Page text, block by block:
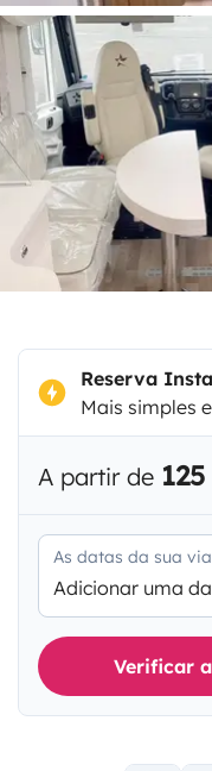
Reserva
Mais simples
A partir de
As datas da sua
Adicionar uma
Verificar